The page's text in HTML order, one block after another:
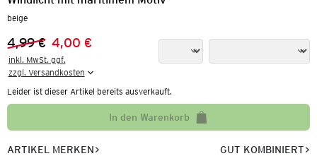
beige
Vorheriger Preis:
4,99 €
Neuer Preis:
4,00 €
inkl. MwSt. ggf.
zzgl. Versandkosten
Leider ist dieser Artikel bereits ausverkauft.
In den Warenkorb
ARTIKEL MERKEN GUT KOMBINIERT